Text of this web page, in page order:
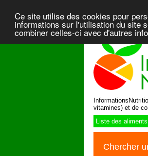
Ce site utilise des cookies pour
informations sur l'utilisation du site
combiner celles-ci avec d'autres
vitamines) et de
Liste des aliments
Chercher